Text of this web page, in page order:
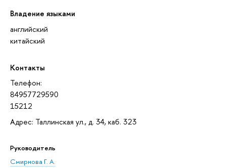
Владение языками
английский
китайский
Контакты
Телефон:
84957729590
15212
Адрес: Таллинская ул., д. 34, каб. 323
Руководитель
Смирнова Г. А.